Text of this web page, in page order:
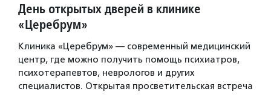
День открытых дверей в клинике
«Церебрум»
Клиника «Церебрум» — современный медицинский
центр, где можно получить помощь психиатров,
психотерапевтов, неврологов и других
специалистов. Открытая просветительская встреча